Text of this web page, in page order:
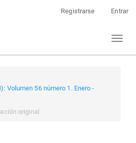
Registrarse Entrar
Toggle
Volumen 56 número 1. Enero -
original